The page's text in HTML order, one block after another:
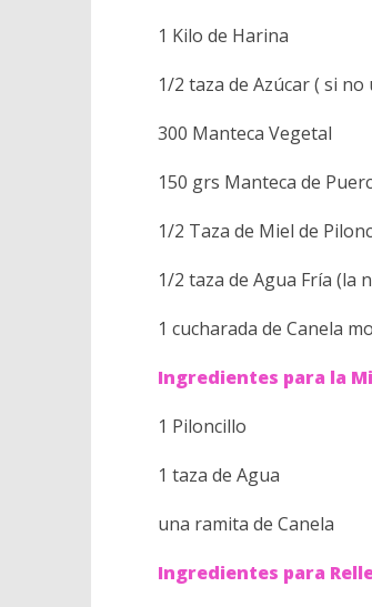
1 Kilo de Harina
1/2 taza de Azúcar ( si
300 Manteca Vegetal
150 grs Manteca de
1/2 Taza de Miel de
1/2 taza de Agua Fría (la
1 cucharada de Canela
Ingredientes para la
1 Piloncillo
1 taza de Agua
una ramita de Canela
Ingredientes para